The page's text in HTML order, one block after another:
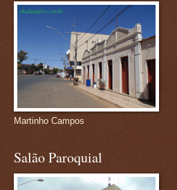
Martinho Campos
Salão Paroquial